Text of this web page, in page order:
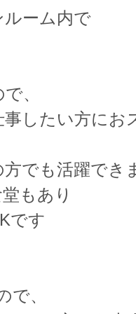
ルーム内で
、
したい方にお
でも活躍でき
もあり
です
で、